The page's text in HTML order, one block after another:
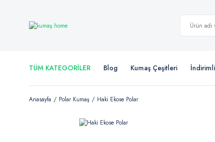
TÜM KATEGORİLER Blog Kumaş Çeşitleri
Anasayfa Polar Kumaş Haki Ekose Polar